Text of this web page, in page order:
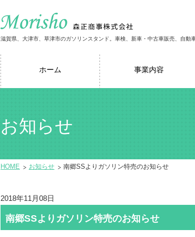
滋賀県、大津市、草津市のガソリンスタンド。車検、新車・中古車販売、自動
ホーム 事業内容
お知らせ
HOME お知らせ 南郷SSよりガソリン特売のお知らせ
2018年11月08日
南郷SSよりガソリン特売のお知らせ